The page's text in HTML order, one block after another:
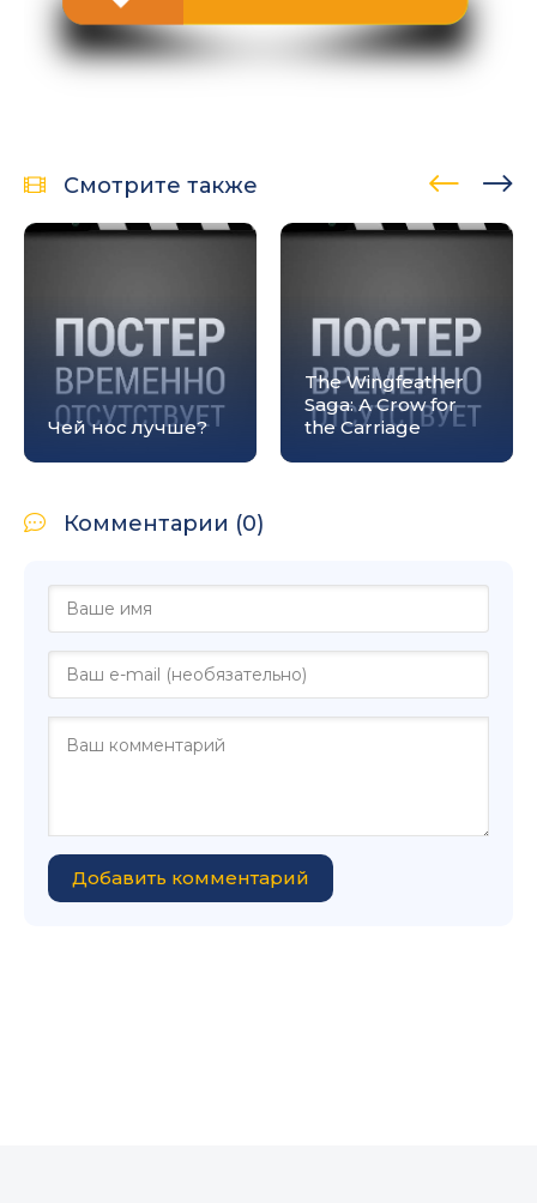
Смотрите также
Чей нос лучше?
The Wingfeather
Saga: A Crow for
the Carriage
Комментарии (0)
Добавить комментарий